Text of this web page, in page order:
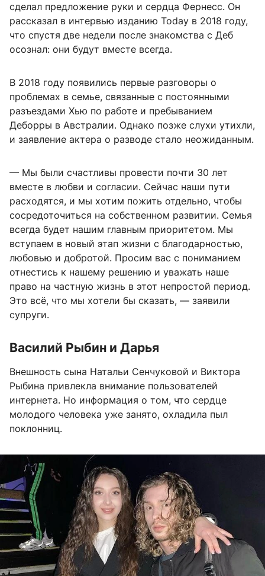
сделал предложение руки и сердца Фернесс. Он
рассказал в интервью изданию Today в 2018 году,
что спустя две недели после знакомства с Деб
осознал: они будут вместе всегда.
В 2018 году появились первые разговоры о
проблемах в семье, связанные с постоянными
разъездами Хью по работе и пребыванием
Деборры в Австралии. Однако позже слухи утихли,
и заявление актера о разводе стало неожиданным.
— Мы были счастливы провести почти 30 лет
вместе в любви и согласии. Сейчас наши пути
расходятся, и мы хотим пожить отдельно, чтобы
сосредоточиться на собственном развитии. Семья
всегда будет нашим главным приоритетом. Мы
вступаем в новый этап жизни с благодарностью,
любовью и добротой. Просим вас с пониманием
отнестись к нашему решению и уважать наше
право на частную жизнь в этот непростой период.
Это всё, что мы хотели бы сказать, — заявили
супруги.
Василий Рыбин и Дарья
Внешность сына Натальи Сенчуковой и Виктора
Рыбина привлекла внимание пользователей
интернета. Но информация о том, что сердце
молодого человека уже занято, охладила пыл
поклонниц.